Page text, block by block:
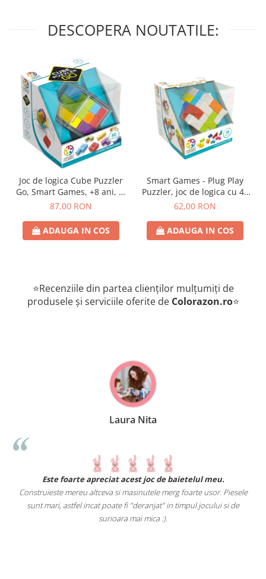
DESCOPERA NOUTATILE:
Joc de logica Cube Puzzler
Go, Smart Games, +8 ani, lb
romana
87,00 RON
ADAUGA IN COS
Smart Games - Plug Play
Puzzler, joc de logica cu 48
de provocari, 6+ ani, lb
62,00 RON
ADAUGA IN COS
⭐Recenziile din partea clienților mulțumiți de
produsele și serviciile oferite de Colorazon.ro⭐
Laura Nita
Este foarte apreciat acest joc de baietelul meu.
Construieste mereu altceva si masinutele merg foarte usor. Piesele
sunt mari, astfel incat poate fi "deranjat" in timpul jocului si de
surioara mai mica :).